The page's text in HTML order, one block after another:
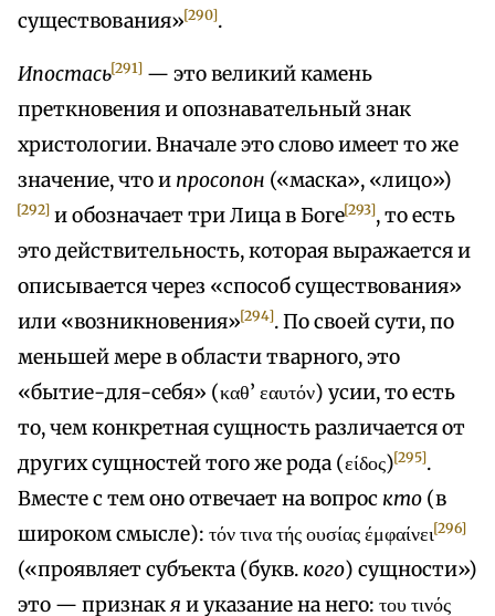
существования»[290].
Ипостась[291] — это великий камень
преткновения и опознавательный знак
христологии. Вначале это слово имеет то же
значение, что и просопон («маска», «лицо»)
[292] и обозначает три Лица в Боге[293], то есть
это действительность, которая выражается и
описывается через «способ существования»
или «возникновения»[294]. По своей сути, по
меньшей мере в области тварного, это
«бытие-для-себя» (καθ’ εαυτόν) усии, то есть
то, чем конкретная сущность различается от
других сущностей того же рода (είδος)[295].
Вместе с тем оно отвечает на вопрос кто (в
широком смысле): τόν τινα τής ουσίας έμφαίνει[296]
(«проявляет субъекта (букв. кого) сущности»)
это — признакя и указание на него: του τινός